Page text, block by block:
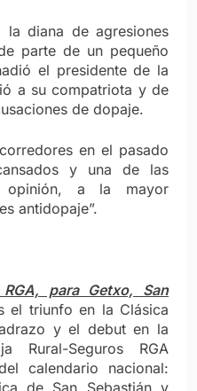
diana de agresiones
parte de un pequeño
el presidente de la
a su compatriota y de
de dopaje.
en el pasado
y una de las
opinión, a la mayor
antidopaje”.
para Getxo, San
el triunfo en la Clásica
y el debut en la
Rural-Seguros RGA
calendario nacional:
de San Sebastián y